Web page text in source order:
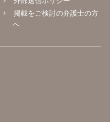
掲載をご検討の弁護士の方
へ